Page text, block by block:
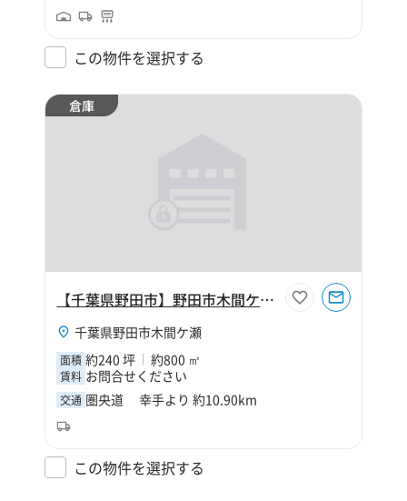
この物件を選択する
倉庫
【千葉県野田市】野田市木間ケ瀬240坪倉庫
千葉県野田市木間ケ瀬
面積 約240 坪 約800 ㎡
賃料 お問合せください
交通 圏央道 幸手より 約10.90km
この物件を選択する